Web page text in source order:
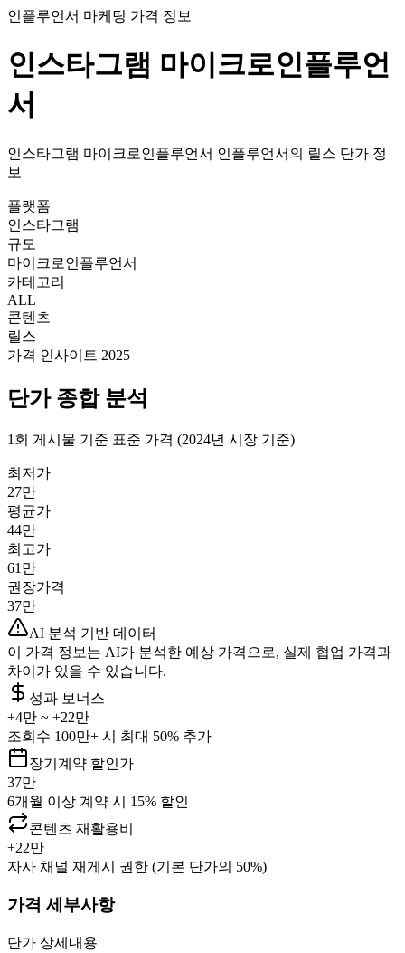
인플루언서 마케팅 가격 정보
인스타그램 마이크로인플루언
서
인스타그램 마이크로인플루언서 인플루언서의 릴스 단가 정
보
플랫폼
인스타그램
규모
마이크로인플루언서
카테고리
ALL
콘텐츠
릴스
가격 인사이트 2025
단가종합 분석
1회 게시물 기준 표준 가격 (2024년 시장 기준)
최저가
27만
평균가
44만
최고가
61만
권장가격
37만
AI 분석 기반 데이터
이 가격 정보는 AI가 분석한 예상 가격으로, 실제 협업 가격과
차이가 있을 수 있습니다.
성과 보너스
+4만 ~ +22만
조회수 100만+ 시 최대 50% 추가
장기계약 할인가
37만
6개월 이상 계약 시 15% 할인
콘텐츠 재활용비
+22만
자사 채널 재게시 권한 (기본 단가의 50%)
가격 세부사항
단가 상세내용